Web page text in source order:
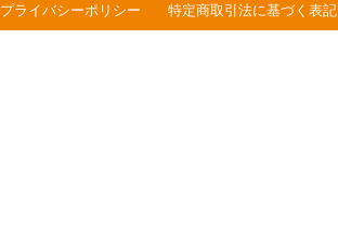
プライバシーポリシー 特定商取引法に基づく表記